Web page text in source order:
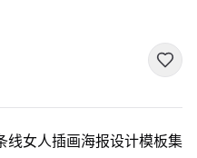
线女人插画海报设计模板集